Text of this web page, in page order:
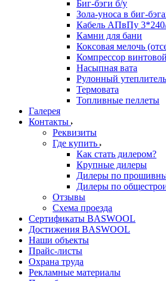
Биг-бэги б/у
Зола-уноса в биг-
Кабель АПвПу
Камни для бани
Коксовая мелочь
Компрессор
Насыпная вата
Рулонный
Термовата
Топливные пеллеты
Галерея
Контакты
Реквизиты
Где купить
Как стать дилером?
Крупные дилеры
Дилеры по
Дилеры по
Отзывы
Схема проезда
Сертификаты BASWOOL
Достижения BASWOOL
Наши объекты
Прайс-листы
Охрана труда
Рекламные материалы